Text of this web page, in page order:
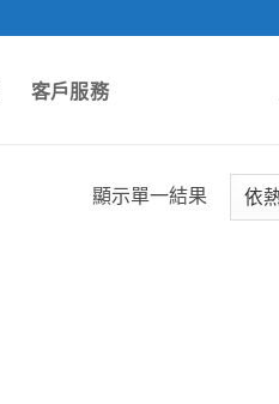
客戶服務
顯示單一結果